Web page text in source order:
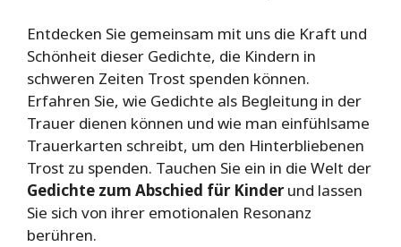
Entdecken Sie gemeinsam mit uns die Kraft und
Schönheit dieser Gedichte, die Kindern in
schweren Zeiten Trost spenden können.
Erfahren Sie, wie Gedichte als Begleitung in der
Trauer dienen können und wie man einfühlsame
Trauerkarten schreibt, um den Hinterbliebenen
Trost zu spenden. Tauchen Sie ein in die Welt der
Gedichte zum Abschied für Kinderund lassen
Sie sich von ihrer emotionalen Resonanz
berühren.